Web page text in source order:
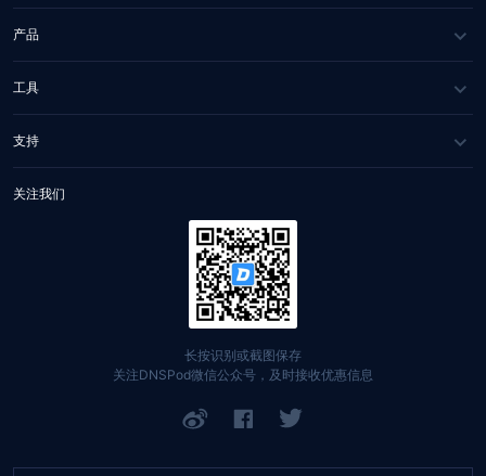
关于我们
媒体报道
合作伙伴
联系我们
产品
DNS 云解析
IGTM
HTTPDNS
工具
网站健康检测
WHOIS 查询
支持
服务与支持
关注我们
长按识别或截图保存
关注DNSPod微信公众号，及时接收优惠信息